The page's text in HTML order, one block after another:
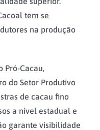
tem se
na produção
Pró-Cacau,
do Setor Produtivo
de cacau fino
a nível estadual e
garante visibilidade